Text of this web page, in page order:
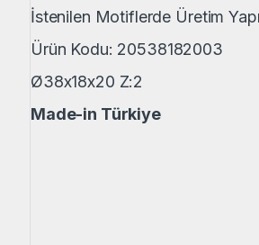
İstenilen Motiflerde Üretim
Ürün Kodu: 20538182003
Ø38x18x20 Z:2
Made-in Türkiye